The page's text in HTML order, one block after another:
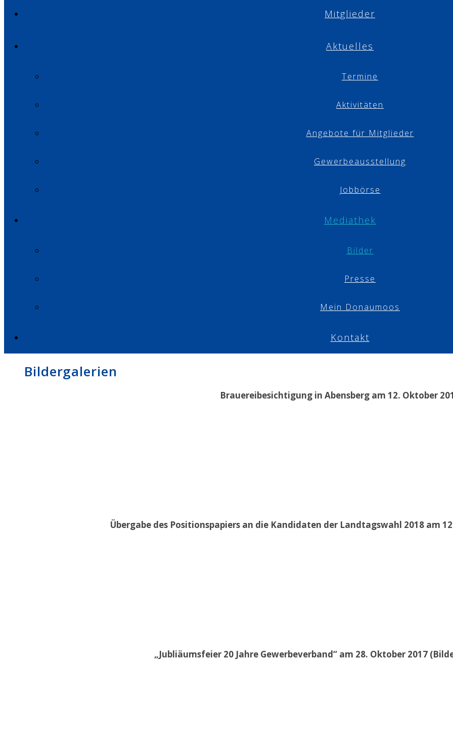
Mitglieder
Aktuelles
Termine
Aktivitäten
Angebote für Mitglieder
Gewerbeausstellung
Jobbörse
Mediathek
Bilder
Presse
Mein Donaumoos
Kontakt
Bildergalerien
Brauereibesichtigung in Abensberg am 12. Oktober
Übergabe des Positionspapiers an die Kandidaten der Landtagswahl 2018 am
„Jubliäumsfeier 20 Jahre Gewerbeverband“ am 28. Oktober 2017